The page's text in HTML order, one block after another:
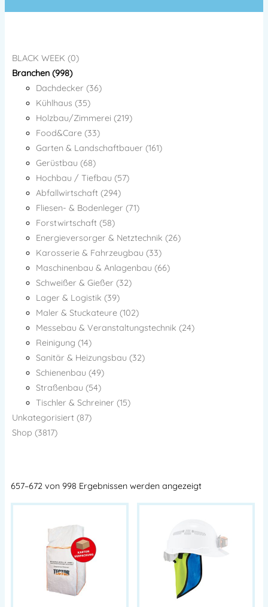
BLACK WEEK (0)
Branchen (998)
Dachdecker (36)
Kühlhaus (35)
Holzbau/Zimmerei (219)
Food&Care (33)
Garten & Landschaftbauer (161)
Gerüstbau (68)
Hochbau / Tiefbau (57)
Abfallwirtschaft (294)
Fliesen- & Bodenleger (71)
Forstwirtschaft (58)
Energieversorger & Netztechnik (26)
Karosserie & Fahrzeugbau (33)
Maschinenbau & Anlagenbau (66)
Schweißer & Gießer (32)
Lager & Logistik (39)
Maler & Stuckateure (102)
Messebau & Veranstaltungstechnik (24)
Reinigung (14)
Sanitär & Heizungsbau (32)
Schienenbau (49)
Straßenbau (54)
Tischler & Schreiner (15)
Unkategorisiert (87)
Shop (3817)
657–672 von 998 Ergebnissen werden angezeigt